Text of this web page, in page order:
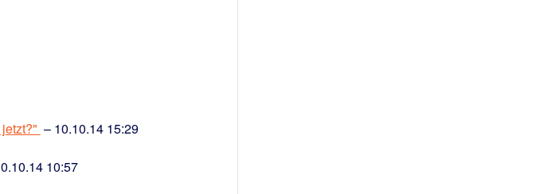
– 10.10.14 15:29
10:57